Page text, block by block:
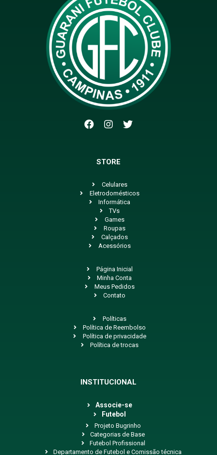
STORE
Celulares
Eletrodomésticos
Informática
TVs
Games
Roupas
Calçados
Acessórios
Página Inicial
Minha Conta
Meus Pedidos
Contato
Políticas
Política de Reembolso
Política de privacidade
Política de trocas
INSTITUCIONAL
Associe-se
Futebol
Projeto Bugrinho
Categorias de Base
Futebol Profissional
Departamento de Futebol e Comissão técnica